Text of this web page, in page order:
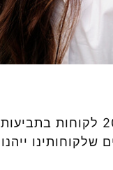
משרד עורכי דין זגלשטיין